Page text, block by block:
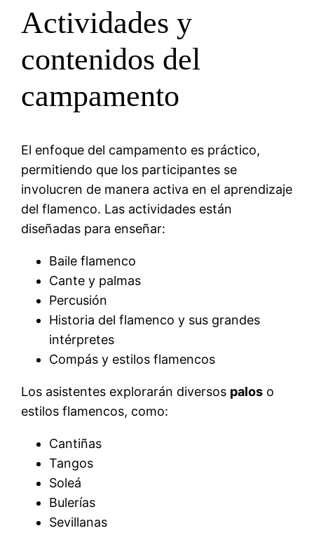
Actividades y
contenidos del
campamento
El enfoque del campamento es práctico,
permitiendo que los participantes se
involucren de manera activa en el aprendizaje
del flamenco. Las actividades están
diseñadas para enseñar:
Baile flamenco
Cante y palmas
Percusión
Historia del flamenco y sus grandes
intérpretes
Compás y estilos flamencos
Los asistentes explorarán diversos palos o
estilos flamencos, como:
Cantiñas
Tangos
Soleá
Bulerías
Sevillanas